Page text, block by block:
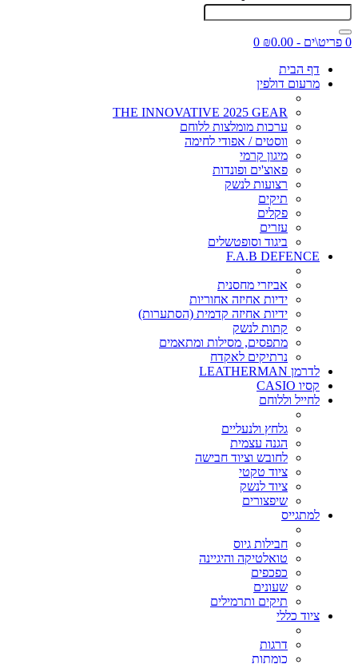
0 פריט\ים - ₪0.00
0
דף הבית
מרעום דולפין
THE INNOVATIVE 2025 GEAR
ערכות מומלצות ללוחם
ווסטים / אפודי לחימה
מיגון קרמי
פאוצ'ים ופונדות
רצועות לנשק
תיקים
פקלים
עזרים
ביגוד וסופטשלים
F.A.B DEFENCE
אביזרי מחסנית
ידיות אחיזה אחוריות
ידיות אחיזה קדמית (הסתערות)
קתות לנשק
מתפסים, מסילות ומתאמים
נרתיקים לאקדח
לדרמן LEATHERMAN
קסיו CASIO
לחייל וללוחם
גלחץ ולנעליים
הגנה עצמית
לחובש וציוד חבישה
ציוד טקטי
ציוד לנשק
שיפצורים
למתגייס
חבילות גיוס
טואלטיקה והיגיינה
כפכפים
שעונים
תיקים ותרמילים
ציוד כללי
דרגות
כומתות